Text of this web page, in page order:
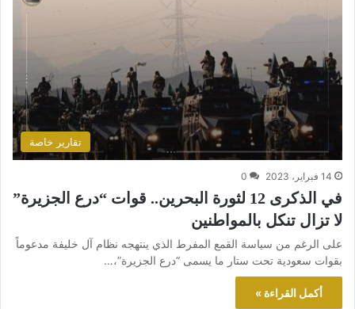
تقارير خاصة
14 فبراير، 2023 0
في الذكرى 12 لثورة البحرين.. قوات “درع الجزيرة”
لا تزال تنكل بالمواطنين
على الرغم من سياسة القمع المفرط الذي ينتهجه نظام آل خليفة مدعوماً
بقوات سعودية تحت ستار ما يسمى “درع الجزيرة”،…
أكمل القراءة »